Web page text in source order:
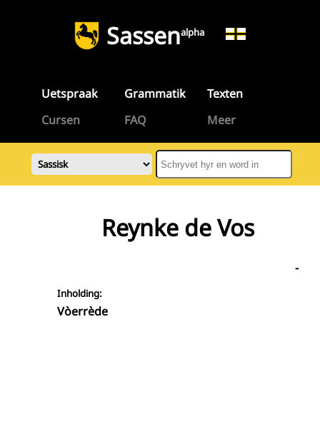
Sassenalpha
Uetspraak Grammatik
Texten
Cursen
FAQ Meer
Reynke de Vos
-
Inholding:
Vòerrède